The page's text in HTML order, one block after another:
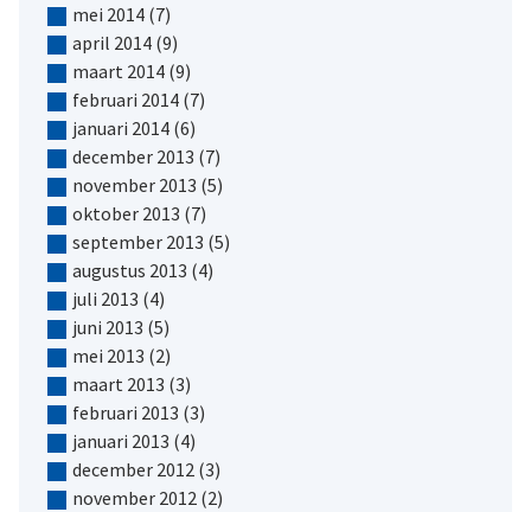
mei 2014(7)
april 2014(9)
maart 2014(9)
februari 2014(7)
januari 2014(6)
december 2013 (7)
november 2013 (5)
oktober 2013 (7)
september 2013 (5)
augustus 2013 (4)
juli 2013 (4)
juni 2013 (5)
mei 2013 (2)
maart 2013 (3)
februari 2013 (3)
januari 2013 (4)
december 2012 (3)
november 2012 (2)